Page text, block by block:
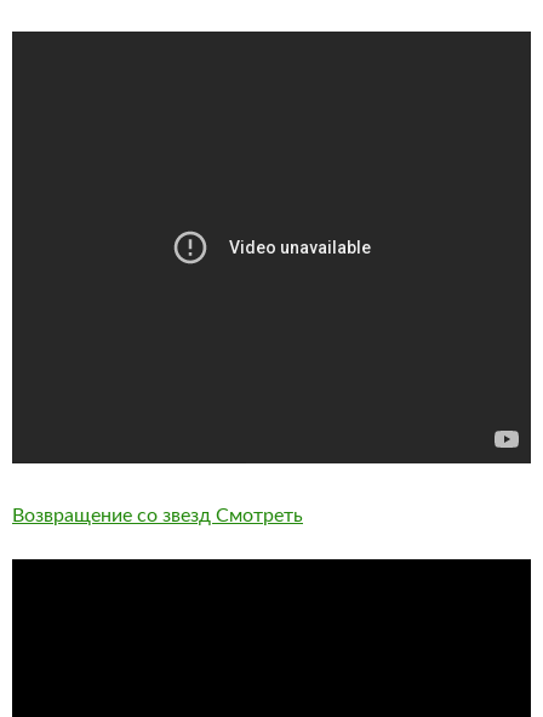
Возвращение со звезд Смотреть